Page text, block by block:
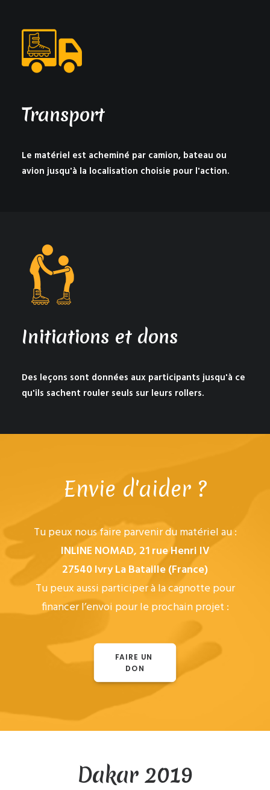
Transport
Le matériel est acheminé par camion, bateau ou
avion jusqu'à la localisation choisie pour l'action.
Initiations et dons
Des leçons sont données aux participants jusqu'à ce
qu'ils sachent rouler seuls sur leurs rollers.
Envie d'aider ?
Tu peux nous faire parvenir du matériel au :
INLINE NOMAD, 21 rue Henri IV
27540 Ivry La Bataille (France)
Tu peux aussi participer à la cagnotte pour
financer l’envoi pour le prochain projet :
FAIRE UN
DON
Dakar 2019